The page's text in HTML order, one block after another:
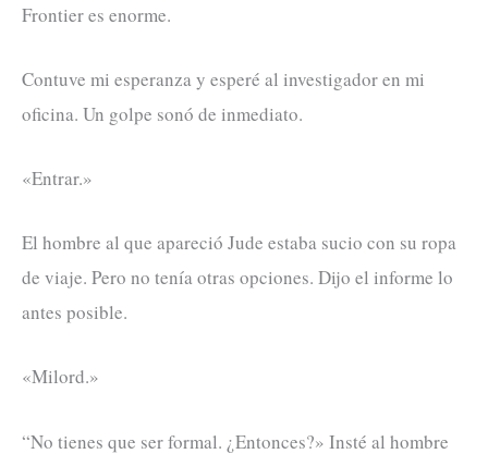
Frontier es enorme.
Contuve mi esperanza y esperé al investigador en mi
oficina. Un golpe sonó de inmediato.
«Entrar.»
El hombre al que apareció Jude estaba sucio con su ropa
de viaje. Pero no tenía otras opciones. Dijo el informe lo
antes posible.
«Milord.»
“No tienes que ser formal. ¿Entonces?» Insté al hombre